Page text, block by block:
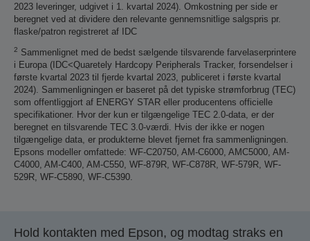
2023 leveringer, udgivet i 1. kvartal 2024). Omkostning per side er
beregnet ved at dividere den relevante gennemsnitlige salgspris pr.
flaske/patron registreret af IDC
2 Sammenlignet med de bedst sælgende tilsvarende farvelaserprintere
i Europa (IDC<Quaretely Hardcopy Peripherals Tracker, forsendelser i
første kvartal 2023 til fjerde kvartal 2023, publiceret i første kvartal
2024). Sammenligningen er baseret på det typiske strømforbrug (TEC)
som offentliggjort af ENERGY STAR eller producentens officielle
specifikationer. Hvor der kun er tilgængelige TEC 2.0-data, er der
beregnet en tilsvarende TEC 3.0-værdi. Hvis der ikke er nogen
tilgængelige data, er produkterne blevet fjernet fra sammenligningen.
Epsons modeller omfattede: WF-C20750, AM-C6000, AMC5000, AM-
C4000, AM-C400, AM-C550, WF-879R, WF-C878R, WF-579R, WF-
529R, WF-C5890, WF-C5390.
Hold kontakten med Epson, og modtag straks en